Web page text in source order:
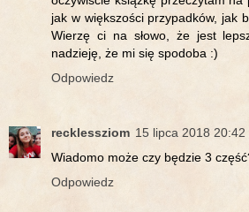
jak w większości przypadków, jak
Wierzę ci na słowo, że jest
nadzieję, że mi się spodoba :)
Odpowiedz
recklessziom 15 lipca 2018 20:42
Wiadomo może czy będzie 3
Odpowiedz